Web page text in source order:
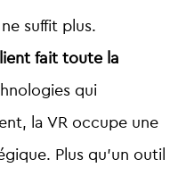
suffit plus.
fait toute la
qui
la VR occupe une
Plus qu’un outil